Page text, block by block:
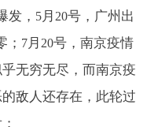
发， 5月 20号，广州出
； 7月 20号，南京疫情
无穷无尽，而南京疫
敌人还存在，此轮过